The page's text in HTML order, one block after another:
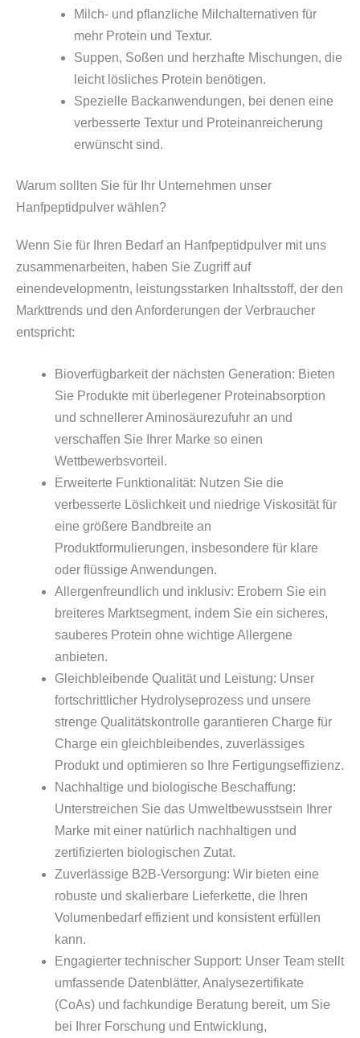
Milch- und pflanzliche Milchalternativen für
mehr Protein und Textur.
Suppen, Soßen und herzhafte Mischungen, die
leicht lösliches Protein benötigen.
Spezielle Backanwendungen, bei denen eine
verbesserte Textur und Proteinanreicherung
erwünscht sind.
Warum sollten Sie für Ihr Unternehmen unser
Hanfpeptidpulver wählen?
Wenn Sie für Ihren Bedarf an Hanfpeptidpulver mit uns
zusammenarbeiten, haben Sie Zugriff auf
einendevelopmentn, leistungsstarken Inhaltsstoff, der den
Markttrends und den Anforderungen der Verbraucher
entspricht:
Bioverfügbarkeit der nächsten Generation: Bieten
Sie Produkte mit überlegener Proteinabsorption
und schnellerer Aminosäurezufuhr an und
verschaffen Sie Ihrer Marke so einen
Wettbewerbsvorteil.
Erweiterte Funktionalität: Nutzen Sie die
verbesserte Löslichkeit und niedrige Viskosität für
eine größere Bandbreite an
Produktformulierungen, insbesondere für klare
oder flüssige Anwendungen.
Allergenfreundlich und inklusiv: Erobern Sie ein
breiteres Marktsegment, indem Sie ein sicheres,
sauberes Protein ohne wichtige Allergene
anbieten.
Gleichbleibende Qualität und Leistung: Unser
fortschrittlicher Hydrolyseprozess und unsere
strenge Qualitätskontrolle garantieren Charge für
Charge ein gleichbleibendes, zuverlässiges
Produkt und optimieren so Ihre Fertigungseffizienz.
Nachhaltige und biologische Beschaffung:
Unterstreichen Sie das Umweltbewusstsein Ihrer
Marke mit einer natürlich nachhaltigen und
zertifizierten biologischen Zutat.
Zuverlässige B2B-Versorgung: Wir bieten eine
robuste und skalierbare Lieferkette, die Ihren
Volumenbedarf effizient und konsistent erfüllen
kann.
Engagierter technischer Support: Unser Team stellt
umfassende Datenblätter, Analysezertifikate
(CoAs) und fachkundige Beratung bereit, um Sie
bei Ihrer Forschung und Entwicklung,